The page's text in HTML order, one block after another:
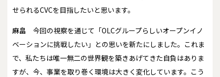
せられるCVCを目指したいと思います。
麻畠
今回の視察を通じて「OLCグループらしいオープンイノ
ベーションに挑戦したい」との思いを新たにしました。これま
で、私たちは唯一無二の世界観を築きあげてきた自負はありま
すが、今、事業を取り巻く環境は大きく変化しています。こう